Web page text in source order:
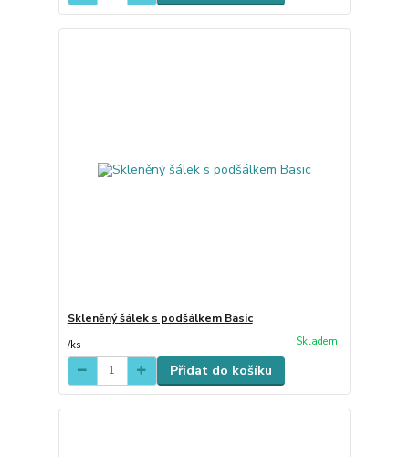
Skleněný šálek s podšálkem Basic
/ks Skladem
Přidat do košíku